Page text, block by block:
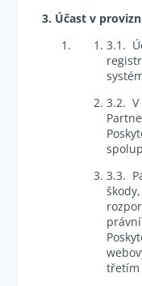
3. Účast v
3.1.
3.2. V
3.3.
třetím